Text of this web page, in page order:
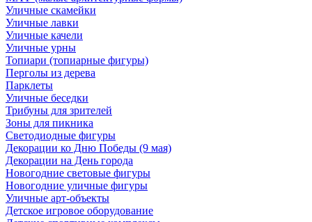
Уличные скамейки
Уличные лавки
Уличные качели
Уличные урны
Топиари (топиарные фигуры)
Перголы из дерева
Парклеты
Уличные беседки
Трибуны для зрителей
Зоны для пикника
Светодиодные фигуры
Декорации ко Дню Победы (9 мая)
Декорации на День города
Новогодние световые фигуры
Новогодние уличные фигуры
Уличные арт-объекты
Детское игровое оборудование